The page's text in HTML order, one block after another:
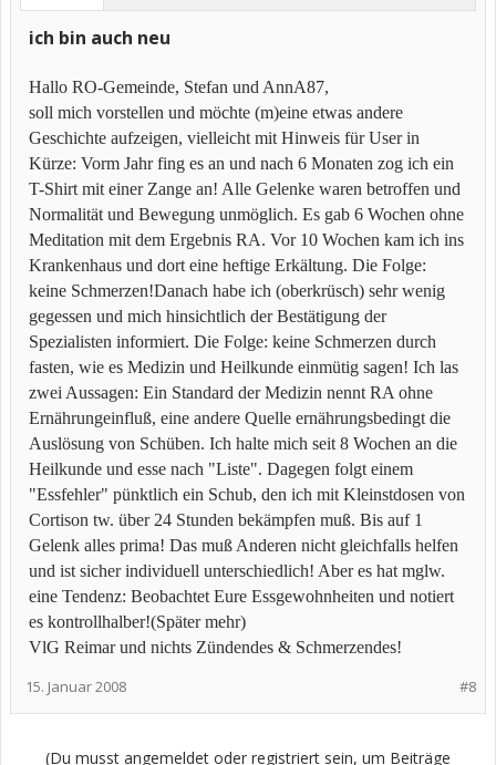
ich bin auch neu
Hallo RO-Gemeinde, Stefan und AnnA87,
soll mich vorstellen und möchte (m)eine etwas andere
Geschichte aufzeigen, vielleicht mit Hinweis für User in
Kürze: Vorm Jahr fing es an und nach 6 Monaten zog ich ein
T-Shirt mit einer Zange an! Alle Gelenke waren betroffen und
Normalität und Bewegung unmöglich. Es gab 6 Wochen ohne
Meditation mit dem Ergebnis RA. Vor 10 Wochen kam ich ins
Krankenhaus und dort eine heftige Erkältung. Die Folge:
keine Schmerzen!Danach habe ich (oberkrüsch) sehr wenig
gegessen und mich hinsichtlich der Bestätigung der
Spezialisten informiert. Die Folge: keine Schmerzen durch
fasten, wie es Medizin und Heilkunde einmütig sagen! Ich las
zwei Aussagen: Ein Standard der Medizin nennt RA ohne
Ernährungeinfluß, eine andere Quelle ernährungsbedingt die
Auslösung von Schüben. Ich halte mich seit 8 Wochen an die
Heilkunde und esse nach "Liste". Dagegen folgt einem
"Essfehler" pünktlich ein Schub, den ich mit Kleinstdosen von
Cortison tw. über 24 Stunden bekämpfen muß. Bis auf 1
Gelenk alles prima! Das muß Anderen nicht gleichfalls helfen
und ist sicher individuell unterschiedlich! Aber es hat mglw.
eine Tendenz: Beobachtet Eure Essgewohnheiten und notiert
es kontrollhalber!(Später mehr)
VlG Reimar und nichts Zündendes & Schmerzendes!
#8
15. Januar 2008
(Du musst angemeldet oder registriert sein, um Beiträge